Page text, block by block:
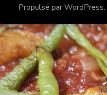
Propulsé parWordPress.